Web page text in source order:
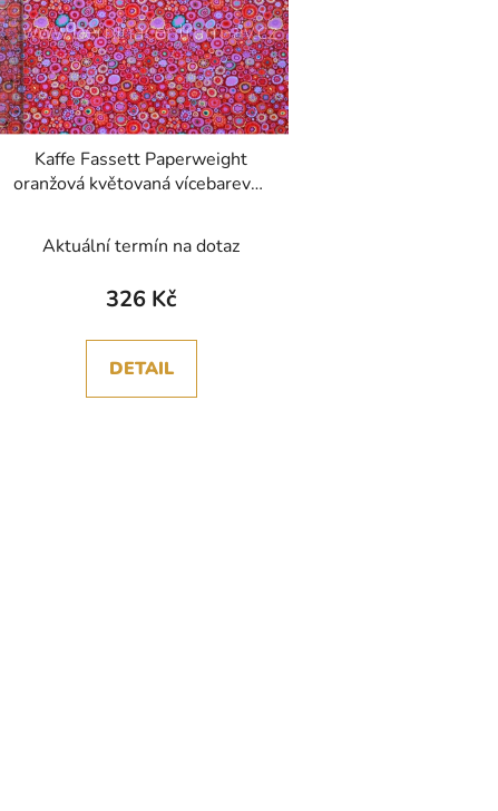
Kaffe Fassett Paperweight
oranžová květovaná vícebarevná
Aktuální termín na dotaz
326 Kč
DETAIL